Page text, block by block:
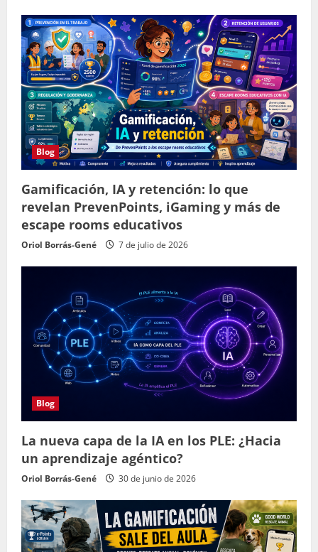
Blog
Gamificación, IA y retención: lo que
revelan PrevenPoints, iGaming y más de
escape rooms educativos
Oriol Borrás-Gené 7 de julio de 2026
Blog
La nueva capa de la IA en los PLE: ¿Hacia
un aprendizaje agéntico?
Oriol Borrás-Gené 30 de junio de 2026